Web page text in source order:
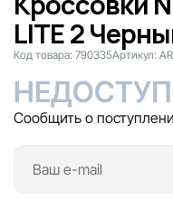
LITE 2
Код товара: 790335Артикул:
Сообщить о